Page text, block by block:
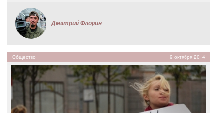
Дмитрий Флорин
Общество 9 октября 2014